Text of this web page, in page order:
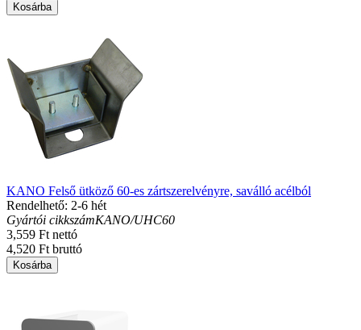
Kosárba
KANO Felső ütköző 60-es zártszerelvényre, saválló acélból
Rendelhető: 2-6 hét
Gyártói cikkszámKANO/UHC60
3,559 Ft nettó
4,520 Ft bruttó
Kosárba